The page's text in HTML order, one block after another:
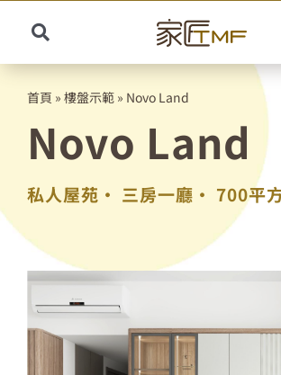
content
Toggle
Navigation
Search
for:
首頁 »樓盤示範 » Novo Land
Novo Land
私人屋苑• 三房一廳• 700平